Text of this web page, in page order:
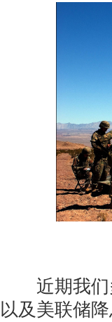
近期我们
以及美联储